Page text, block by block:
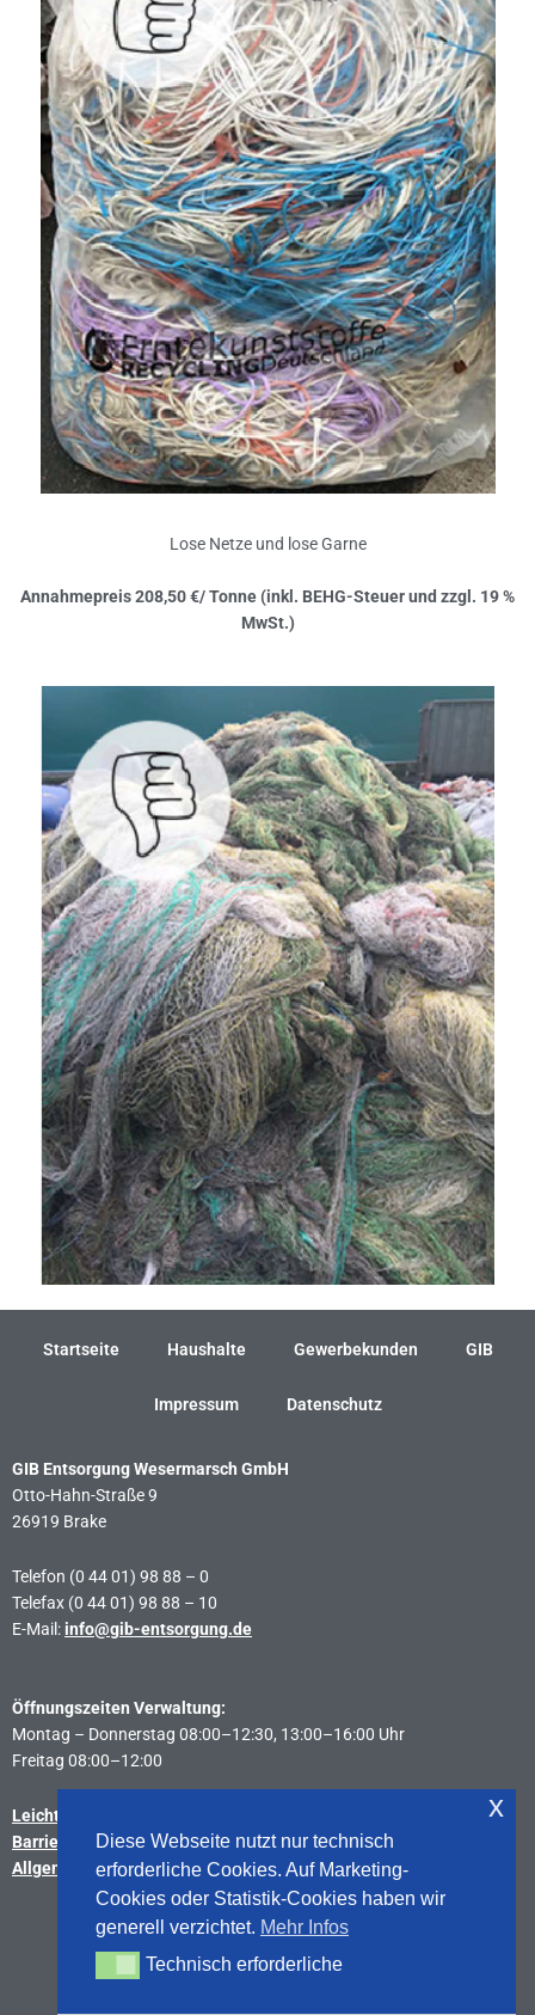
Lose Netze und lose Garne
Annahmepreis 208,50 €/ Tonne (inkl. BEHG-Steuer und zzgl. 19 %
MwSt.)
Startseite Haushalte Gewerbekunden GIB
Impressum Datenschutz
GIB Entsorgung Wesermarsch GmbH
Otto-Hahn-Straße 9
26919 Brake
Telefon (0 44 01) 98 88 – 0
Telefax (0 44 01) 98 88 – 10
E-Mail: info@gib-entsorgung.de
Öffnungszeiten Verwaltung:
Montag – Donnerstag 08:00–12:30, 13:00–16:00 Uhr
Freitag 08:00–12:00
Leichte Sprache
Barrierefreiheitserklärung
Allgemeine Geschäftsbedingungen
Diese Webseite nutzt nur technisch
erforderliche Cookies. Auf Marketing-
Cookies oder Statistik-Cookies haben wir
generell verzichtet. Mehr Infos
Technisch erforderliche
Technisch erforderliche
x